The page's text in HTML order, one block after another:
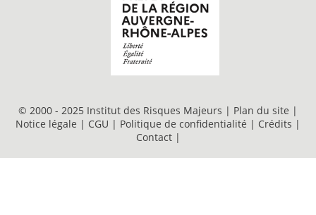
© 2000 - 2025 Institut des Risques Majeurs | Plan du site |
Notice légale | CGU | Politique de confidentialité | Crédits |
Contact |